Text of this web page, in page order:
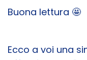
Buona lettura 🤩
Ecco a voi una